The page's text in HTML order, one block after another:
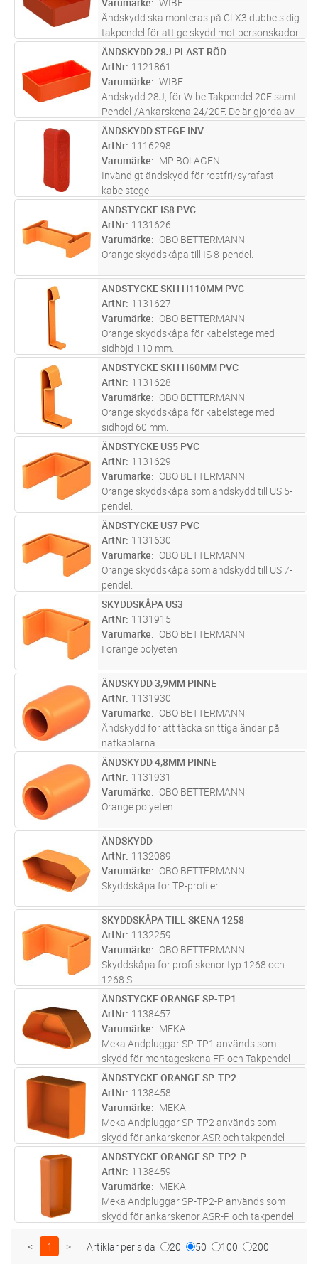
Varumärke
WIBE
Ändskydd ska monteras på CLX3 dubbelsidig
takpendel för att ge skydd mot personskador
och för att göra profilens ändar mer synliga.
Material: Plast, PP/TPE, orange.
ST Lägg i kundvagn
ÄNDSKYDD 28J PLAST RÖD
ArtNr 1121861
Varumärke
WIBE
Ändskydd 28J, för Wibe Takpendel 20F samt
Pendel-/Ankarskena 24/20F. De är gjorda av
plast (PP / TPE) och har en orange färg för att
göra ändarna mer synliga och skydda vid
montage där man riskerar p
ST Lägg i kundvagn
ÄNDSKYDD STEGE INV
ArtNr 1116298
Varumärke
MP BOLAGEN
Invändigt ändskydd för rostfri/syrafast
kabelstege
ST Lägg i kundvagn
ÄNDSTYCKE IS8 PVC
ArtNr 1131626
Varumärke
OBO BETTERMANN
Orange skyddskåpa till IS 8-pendel.
PR Lägg i kundvagn
ÄNDSTYCKE SKH H110MM PVC
ArtNr 1131627
Varumärke
OBO BETTERMANN
Orange skyddskåpa för kabelstege med
sidhöjd 110 mm.
PR Lägg i kundvagn
ÄNDSTYCKE SKH H60MM PVC
ArtNr 1131628
Varumärke
OBO BETTERMANN
Orange skyddskåpa för kabelstege med
sidhöjd 60 mm.
ST Lägg i kundvagn
ÄNDSTYCKE US5 PVC
ArtNr 1131629
Varumärke
OBO BETTERMANN
Orange skyddskåpa som ändskydd till US 5-
pendel.
ST Lägg i kundvagn
ÄNDSTYCKE US7 PVC
ArtNr 1131630
Varumärke
OBO BETTERMANN
Orange skyddskåpa som ändskydd till US 7-
pendel.
ST Lägg i kundvagn
SKYDDSKÅPA US3
ArtNr 1131915
Varumärke
OBO BETTERMANN
I orange polyeten
ST Lägg i kundvagn
ÄNDSKYDD 3,9MM PINNE
ArtNr 1131930
Varumärke
OBO BETTERMANN
Ändskydd för att täcka snittiga ändar på
nätkablarna.
ST Lägg i kundvagn
ÄNDSKYDD 4,8MM PINNE
ArtNr 1131931
Varumärke
OBO BETTERMANN
Orange polyeten
ST Lägg i kundvagn
ÄNDSKYDD
ArtNr 1132089
Varumärke
OBO BETTERMANN
Skyddskåpa för TP-profiler
ST Lägg i kundvagn
SKYDDSKÅPA TILL SKENA 1258
ArtNr 1132259
Varumärke
OBO BETTERMANN
Skyddskåpa för profilskenor typ 1268 och
1268 S.
FP Lägg i kundvagn
ÄNDSTYCKE ORANGE SP-TP1
ArtNr 1138457
Varumärke
MEKA
Meka Ändpluggar SP-TP1 används som
skydd för montageskena FP och Takpendel
TP1.Orange färgpluggar är synliga i svagt ljus
vilket är viktigt av säkerhetsskäl.
FP Lägg i kundvagn
ÄNDSTYCKE ORANGE SP-TP2
ArtNr 1138458
Varumärke
MEKA
Meka Ändpluggar SP-TP2 används som
skydd för ankarskenor ASR och takpendel
TP2.Orange färgpluggar är synliga i svagt ljus
vilket är viktigt av säkerhetsskäl.
FP Lägg i kundvagn
ÄNDSTYCKE ORANGE SP-TP2-P
ArtNr 1138459
Varumärke
MEKA
Meka Ändpluggar SP-TP2-P används som
skydd för ankarskenor ASR-P och takpendel
ljus vilket är viktigt av säkerhetsskäl.
< 1 > Artiklar per sida 20 50 100 200